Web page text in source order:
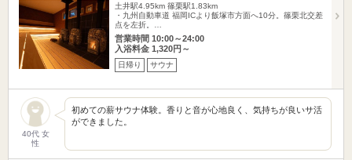
土井駅4.95km 篠栗駅1.83km
・九州自動車道 福岡ICより飯塚市方面へ10分。篠栗北交差
点を左折。…
営業時間 10:00～24:00
入浴料金 1,320円～
日帰り サウナ
40代 女
性
初めての薪サウナ体験。香りと音が心地良く、気持ちが良いサ活
ができました。